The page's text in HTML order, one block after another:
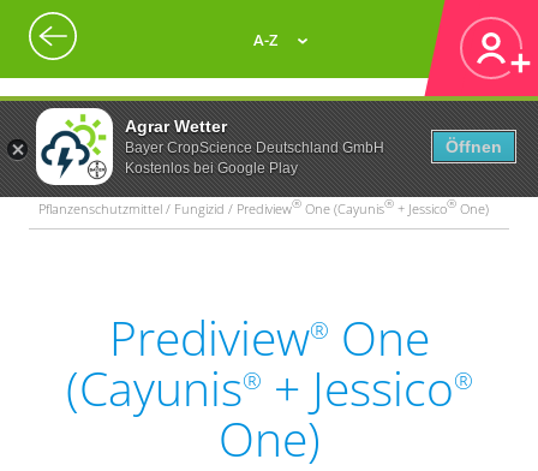
Agrar Wetter
Bayer CropScience Deutschland GmbH
Kostenlos bei Google Play
Öffnen
A-Z
Pflanzenschutzmittel / Fungizid / Prediview® One (Cayunis® + Jessico® One)
Prediview® One
(Cayunis® + Jessico®
One)